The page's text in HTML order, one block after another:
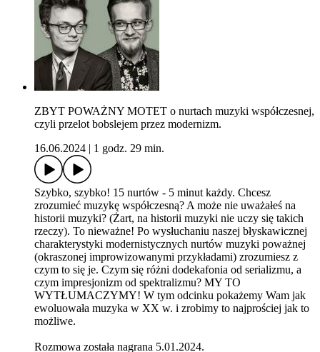
ZBYT POWAŻNY MOTET o nurtach muzyki współczesnej,
czyli przelot bobslejem przez modernizm.
16.06.2024
1 godz. 29 min.
Szybko, szybko! 15 nurtów - 5 minut każdy. Chcesz
zrozumieć muzykę współczesną? A może nie uważałeś na
historii muzyki? (Żart, na historii muzyki nie uczy się takich
rzeczy). To nieważne! Po wysłuchaniu naszej błyskawicznej
charakterystyki modernistycznych nurtów muzyki poważnej
(okraszonej improwizowanymi przykładami) zrozumiesz z
czym to się je. Czym się różni dodekafonia od serializmu, a
czym impresjonizm od spektralizmu? MY TO
WYTŁUMACZYMY! W tym odcinku pokażemy Wam jak
ewoluowała muzyka w XX w. i zrobimy to najprościej jak to
możliwe.
Rozmowa została nagrana 5.01.2024.